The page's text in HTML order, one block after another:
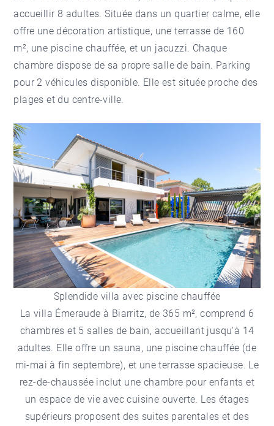
accueillir 8 adultes. Située dans un quartier calme, elle
offre une décoration artistique, une terrasse de 160
m², une piscine chauffée, et un jacuzzi. Chaque
chambre dispose de sa propre salle de bain. Parking
pour 2 véhicules disponible. Elle est située proche des
plages et du centre-ville.
Splendide villa avec piscine chauffée
La villa Émeraude à Biarritz, de 365 m², comprend 6
chambres et 5 salles de bain, accueillant jusqu'à 14
adultes. Elle offre un sauna, une piscine chauffée (de
mi-mai à fin septembre), et une terrasse spacieuse. Le
rez-de-chaussée inclut une chambre pour enfants et
un espace de vie avec cuisine ouverte. Les étages
supérieurs proposent des suites parentales et des